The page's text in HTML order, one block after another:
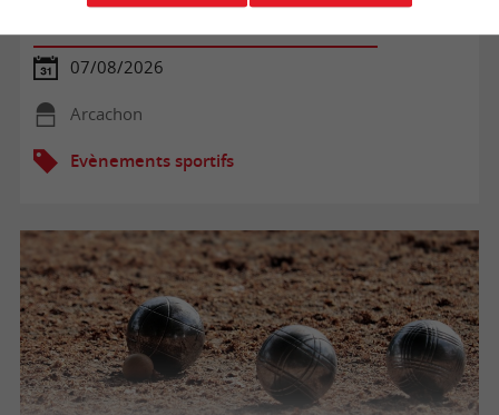
07/08/2026
Arcachon
Evènements sportifs